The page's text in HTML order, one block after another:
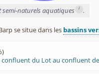
semi-naturels aquatiques i .
se situe dans les bassins
confluent du Lot au confluent